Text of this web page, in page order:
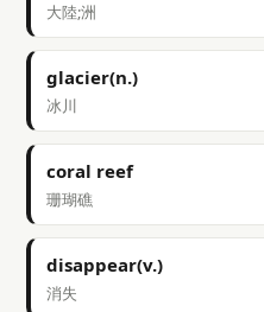
大陸;洲
glacier(n.)
冰川
coral reef
珊瑚礁
disappear(v.)
消失